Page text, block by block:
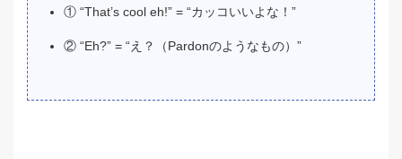
① “That’s cool eh!” = “カッコいいよな！”
② “Eh?” = “え？（Pardonのようなもの）”